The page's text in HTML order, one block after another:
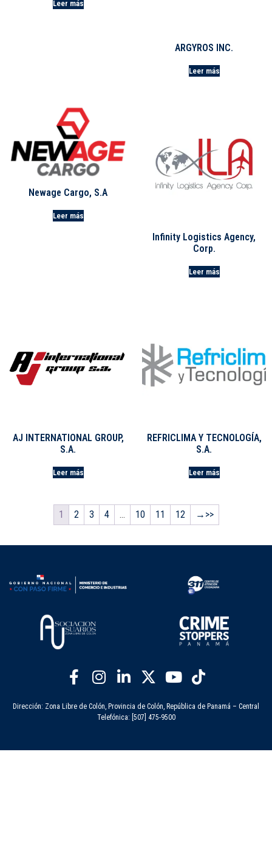
Leer más
ARGYROS INC.
Leer más
Newage Cargo, S.A
Leer más
Infinity Logistics Agency,
Corp.
Leer más
AJ INTERNATIONAL GROUP,
S.A.
Leer más
REFRICLIMA Y TECNOLOGÍA,
S.A.
Leer más
1 2 3 4 … 10 11 12 →
Dirección: Zona Libre de Colón, Provincia de Colón, República de Panamá – Central
Telefónica: [507] 475-9500